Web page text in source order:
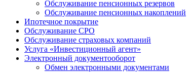
Обслуживание пенсионных резервов
Обслуживание пенсионных накоплений
Ипотечное покрытие
Обслуживание СРО
Обслуживание страховых компаний
Услуга «Инвестиционный агент»
Электронный документооборот
Обмен электронными документами